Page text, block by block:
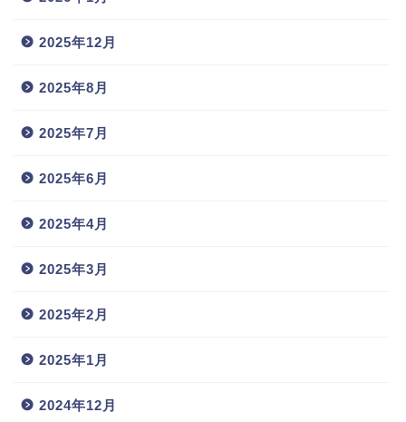
2025年12月
2025年8月
2025年7月
2025年6月
2025年4月
2025年3月
2025年2月
2025年1月
2024年12月